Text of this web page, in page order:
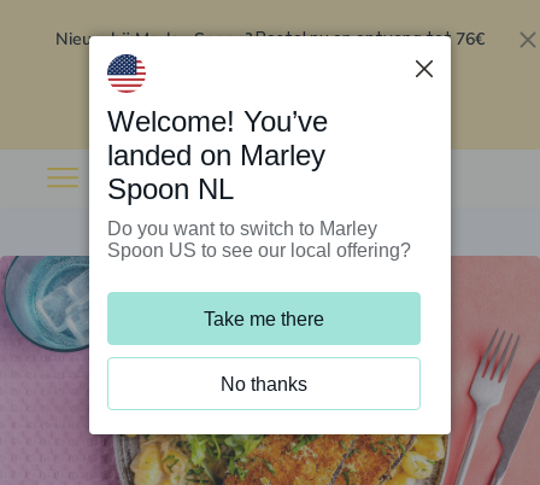
Nieuw bij Marley Spoon?Bestel nu en ontvang tot 76€
Welcome! You’ve
landed on Marley
Spoon NL
Do you want to switch to Marley
Spoon US to see our local offering?
Take me there
No thanks